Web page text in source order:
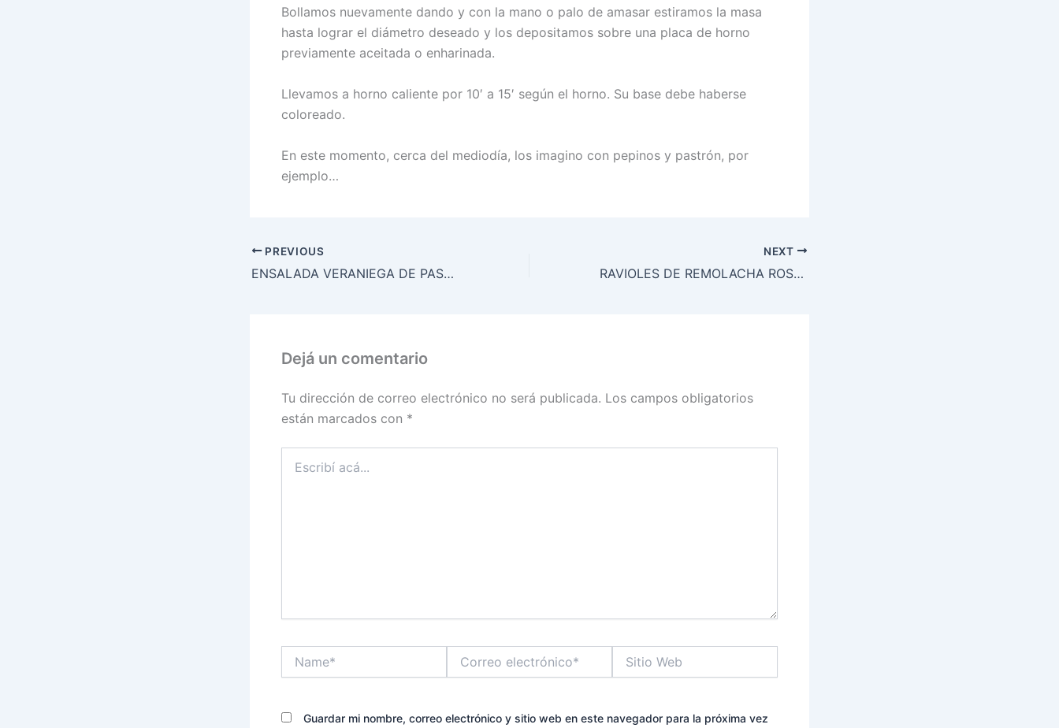
Bollamos nuevamente dando y con la mano o palo de amasar estiramos la masa
hasta lograr el diámetro deseado y los depositamos sobre una placa de horno
previamente aceitada o enharinada.
Llevamos a horno caliente por 10′ a 15′ según el horno. Su base debe haberse
coloreado.
En este momento, cerca del mediodía, los imagino con pepinos y pastrón, por
ejemplo…
PREVIOUS
ENSALADA VERANIEGA DE PASTA, APIO, ATUN, NARANJA Y TOMATES
NEXT
RAVIOLES DE REMOLACHA ROSTIZADA CON MANTECA DE AMAPOLA Y SALVIA
Dejá un comentario
Tu dirección de correo electrónico no será publicada. Los campos obligatorios
están marcados con *
acá...
electrónico*
Web
Guardar mi nombre, correo electrónico y sitio web en este navegador para la próxima vez